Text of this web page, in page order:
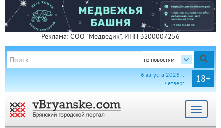
Реклама: ООО "Медведик", ИНН 3200007256
по новостям
18+
6 августа 2026 г.
четверг
Toggle